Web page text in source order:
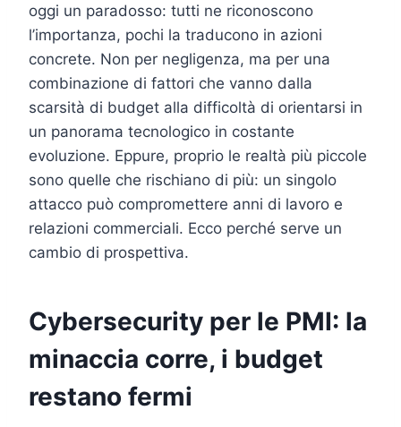
oggi un paradosso: tutti ne riconoscono
l’importanza, pochi la traducono in azioni
concrete. Non per negligenza, ma per una
combinazione di fattori che vanno dalla
scarsità di budget alla difficoltà di orientarsi in
un panorama tecnologico in costante
evoluzione. Eppure, proprio le realtà più piccole
sono quelle che rischiano di più: un singolo
attacco può compromettere anni di lavoro e
relazioni commerciali. Ecco perché serve un
cambio di prospettiva.
Cybersecurity per le PMI: la
minaccia corre, i budget
restano fermi